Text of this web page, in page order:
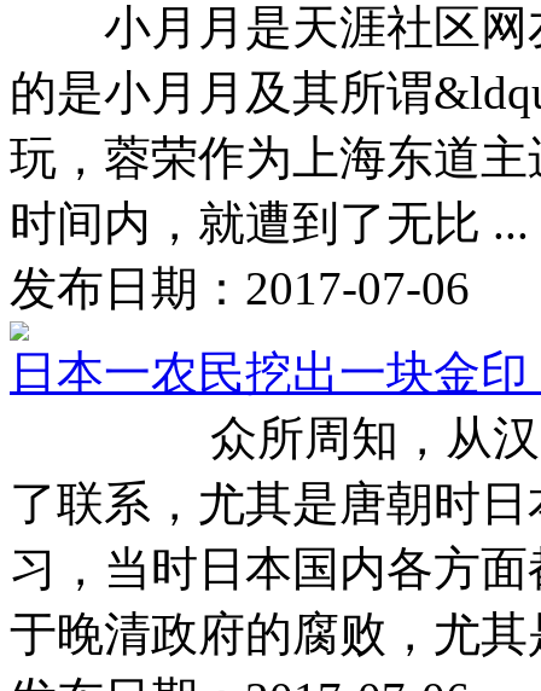
小月月是天涯社区网
的是小月月及其所谓
玩，蓉荣作为上海东道
时间内，就遭到了无比 ...
发布日期：2017-07-06
日本一农民挖出一块金
众所周知，从汉唐
了联系，尤其是唐朝时
习，当时日本国内各方
于晚清政府的腐败，尤